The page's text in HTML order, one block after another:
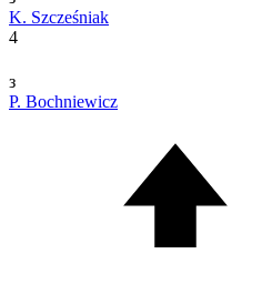
K. Szcześniak
4
з
P. Bochniewicz